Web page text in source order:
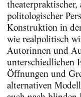
politologischer
Konstruktion in
wie realpolitisch
Autorinnen und
unterschiedlichen
Öffnungen und
alternativen